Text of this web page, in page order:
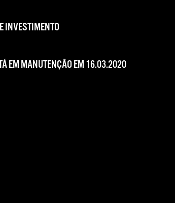
INVESTIMENTO
EM MANUTENÇÃO EM 16.03.2020